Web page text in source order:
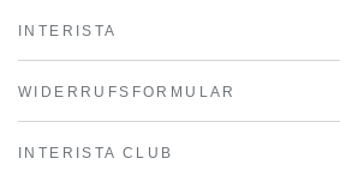
INTERISTA
WIDERRUFSFORMULAR
INTERISTA CLUB